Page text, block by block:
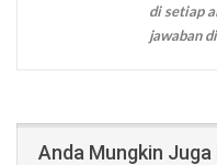
di setiap
jawaban
Anda Mungkin